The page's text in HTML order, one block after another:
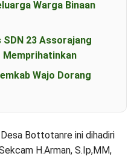
Warga Binaan
SDN 23 Assorajang
Memprihatinkan
Wajo Dorang
Bottotanre ini dihadiri
H.Arman, S.Ip,MM,